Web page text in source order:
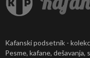
Kafanski podsetnik -
Pesme, kafane, dešavanja,